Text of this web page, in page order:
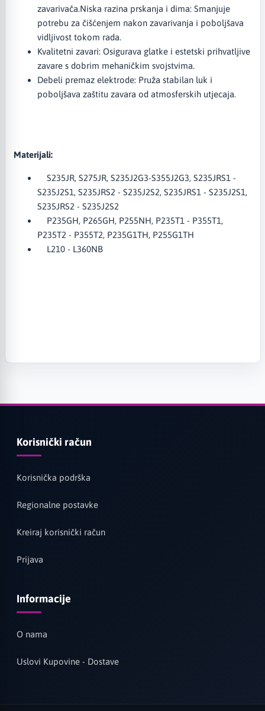
zavarivača.​Niska razina prskanja i dima: Smanjuje
potrebu za čišćenjem nakon zavarivanja i poboljšava
vidljivost tokom rada.​
Kvalitetni zavari: Osigurava glatke i estetski prihvatljive
zavare s dobrim mehaničkim svojstvima.​
Debeli premaz elektrode: Pruža stabilan luk i
poboljšava zaštitu zavara od atmosferskih utjecaja.​
Materijali:
S235JR, S275JR, S235J2G3-S355J2G3, S235JRS1 -
S235J2S1, S235JRS2 - S235J2S2, S235JRS1 - S235J2S1,
S235JRS2 - S235J2S2
P235GH, P265GH, P255NH, P235T1 - P355T1,
P235T2 - P355T2, P235G1TH, P255G1TH
L210 - L360NB
Korisnički račun
Korisnička podrška
Regionalne postavke
Kreiraj korisnički račun
Prijava
Informacije
O nama
Uslovi Kupovine - Dostave